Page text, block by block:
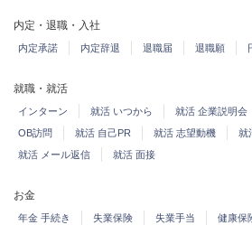
内定・退職・入社
内定承諾 内定辞退 退職届 退職願
就職・就活
インターン 就活 いつから 就活 企業説明会
OB訪問
就活 自己PR 就活 志望動機 就
就活 メール返信
就活 面接
お金
年金 手続き 失業保険 失業手当 健康保